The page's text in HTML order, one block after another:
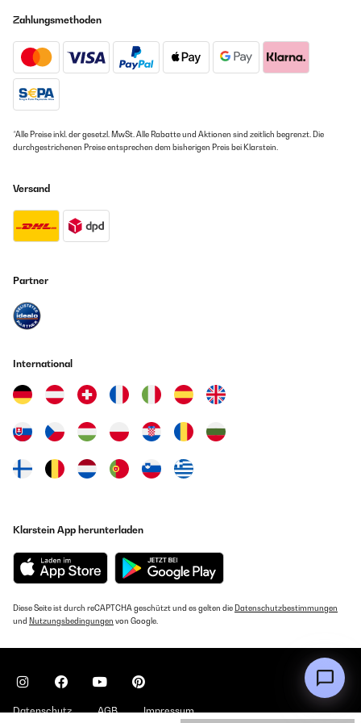
Zahlungsmethoden
*Alle Preise inkl. der gesetzl. MwSt. Alle Rabatte und Aktionen sind zeitlich begrenzt. Die
durchgestrichenen Preise entsprechen dem bisherigen Preis bei Klarstein.
Versand
Partner
International
Klarstein App herunterladen
Diese Seite ist durch reCAPTCHA geschützt und es gelten die Datenschutzbestimmungen
und Nutzungsbedingungen von Google.
Datenschutz AGB Impressum